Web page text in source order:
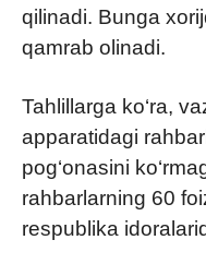
qilinadi. Bunga
qamrab olinadi.
Tahlillarga ko‘ra,
apparatidagi
pog‘onasini
rahbarlarning 60
respublika